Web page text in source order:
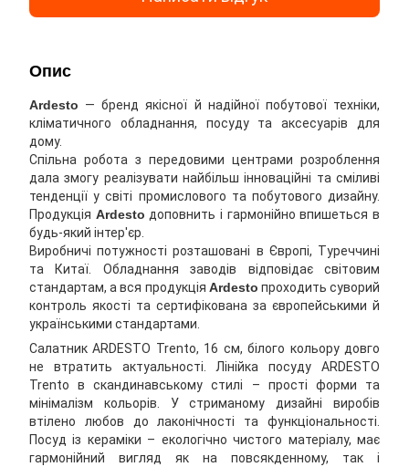
Опис
Ardesto — бренд якісної й надійної побутової техніки,
кліматичного обладнання, посуду та аксесуарів для
дому.
Спільна робота з передовими центрами розроблення
дала змогу реалізувати найбільш інноваційні та сміливі
тенденції у світі промислового та побутового дизайну.
Продукція Ardesto доповнить і гармонійно впишеться в
будь-який інтер'єр.
Виробничі потужності розташовані в Європі, Туреччині
та Китаї. Обладнання заводів відповідає світовим
стандартам, а вся продукція Ardesto проходить суворий
контроль якості та сертифікована за європейськими й
українськими стандартами.
Салатник ARDESTO Trento, 16 см, білого кольору довго
не втратить актуальності. Лінійка посуду ARDESTO
Trento в скандинавському стилі – прості форми та
мінімалізм кольорів. У стриманому дизайні виробів
втілено любов до лаконічності та функціональності.
Посуд із кераміки – екологічно чистого матеріалу, має
гармонійний вигляд як на повсякденному, так і